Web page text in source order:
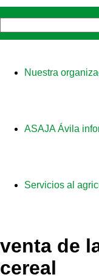
Nuestra
ASAJA Ávila
Servicios al
venta de
cereal